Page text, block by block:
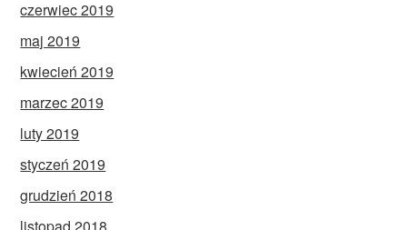
czerwiec 2019
maj 2019
kwiecień 2019
marzec 2019
luty 2019
styczeń 2019
grudzień 2018
listopad 2018